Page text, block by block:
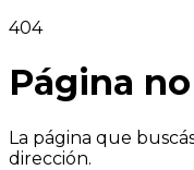
404
Página
La página que
dirección.